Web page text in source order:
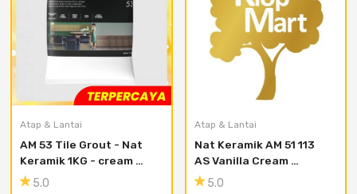
Atap & Lantai
AM 53 Tile Grout - Nat
Keramik 1KG - cream
lotus
5.0
Atap & Lantai
Nat Keramik AM 51 113
AS Vanilla Cream
@12kg/dus
5.0